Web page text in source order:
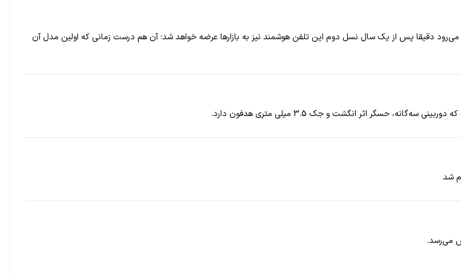
گمان می‌رود دقیقا پس از یک سال نسل دوم این تلفن هوشمند نیز به بازارها عرضه خواهد شد؛ آن هم درست زمانی که اولین مدل آن